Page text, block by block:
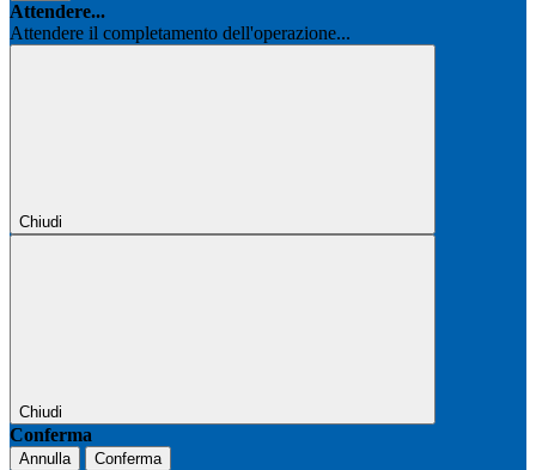
Attendere...
Attendere il completamento dell'operazione...
Chiudi
Chiudi
Conferma
Annulla Conferma